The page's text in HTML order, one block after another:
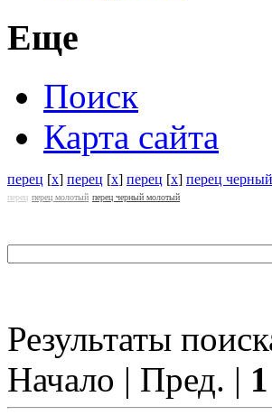
Еще
Поиск
Карта сайта
перец [x] перец [x] перец [x] перец
перец перец молотый перец черный молотый
Результаты
Начало | Пред. | 1